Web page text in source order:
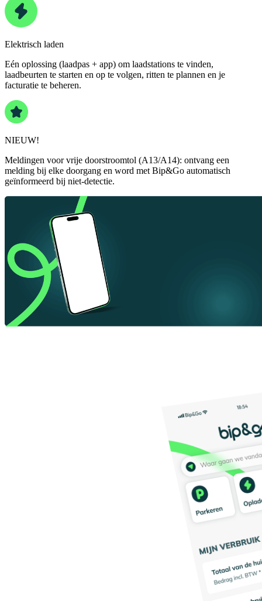
Elektrisch laden
Eén oplossing (laadpas + app) om laadstations te vinden,
laadbeurten te starten en op te volgen, ritten te plannen en je
facturatie te beheren.
NIEUW!
Meldingen voor vrije doorstroomtol (A13/A14): ontvang een
melding bij elke doorgang en word met Bip&Go automatisch
geïnformeerd bij niet-detectie.